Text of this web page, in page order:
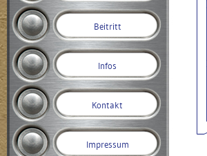
Beitritt
Infos
Kontakt
Impressum